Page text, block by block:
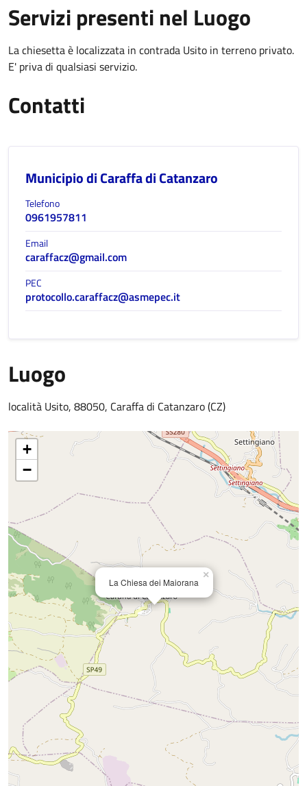
Servizi presenti nel Luogo
La chiesetta è localizzata in contrada Usito in terreno privato.
E' priva di qualsiasi servizio.
Contatti
Municipio di Caraffa di Catanzaro
Telefono
0961957811
Email
caraffacz@gmail.com
PEC
protocollo.caraffacz@asmepec.it
Luogo
località Usito, 88050, Caraffa di Catanzaro (CZ)
La Chiesa dei Maiorana
×
+
−